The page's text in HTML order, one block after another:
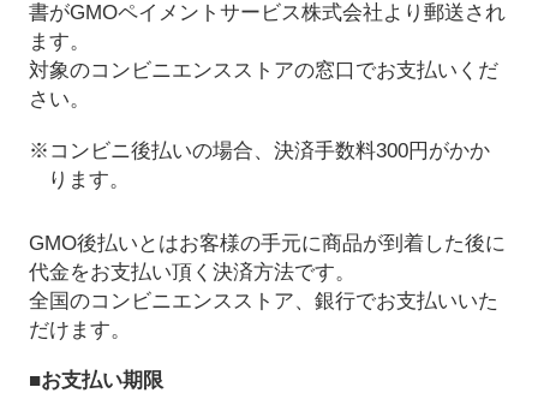
書がGMOペイメントサービス株式会社より郵送され
ます。
対象のコンビニエンスストアの窓口でお支払いくだ
さい。
※コンビニ後払いの場合、決済手数料300円がかか
ります。
GMO後払いとはお客様の手元に商品が到着した後に
代金をお支払い頂く決済方法です。
全国のコンビニエンスストア、銀行でお支払いいた
だけます。
■お支払い期限